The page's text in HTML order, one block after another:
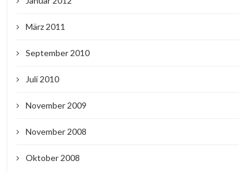
März 2011
September 2010
Juli 2010
November 2009
November 2008
Oktober 2008